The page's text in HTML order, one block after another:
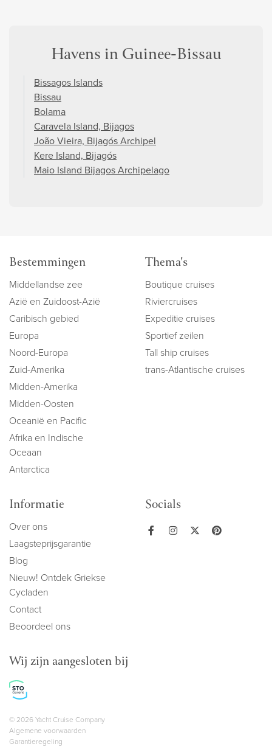
Havens in Guinee-Bissau
Bissagos Islands
Bissau
Bolama
Caravela Island, Bijagos
João Vieira, Bijagós Archipel
Kere Island, Bijagós
Maio Island Bijagos Archipelago
Bestemmingen
Middellandse zee
Azië en Zuidoost-Azië
Caribisch gebied
Europa
Noord-Europa
Zuid-Amerika
Midden-Amerika
Midden-Oosten
Oceanië en Pacific
Afrika en Indische
Oceaan
Antarctica
Thema's
Boutique cruises
Riviercruises
Expeditie cruises
Sportief zeilen
Tall ship cruises
trans-Atlantische cruises
Informatie
Over ons
Laagsteprijsgarantie
Blog
Nieuw! Ontdek Griekse
Cycladen
Contact
Beoordeel ons
Socials
Wij zijn aangesloten bij
Copyright navigation
© 2026 Yacht Cruise Company
Algemene voorwaarden
Garantieregeling